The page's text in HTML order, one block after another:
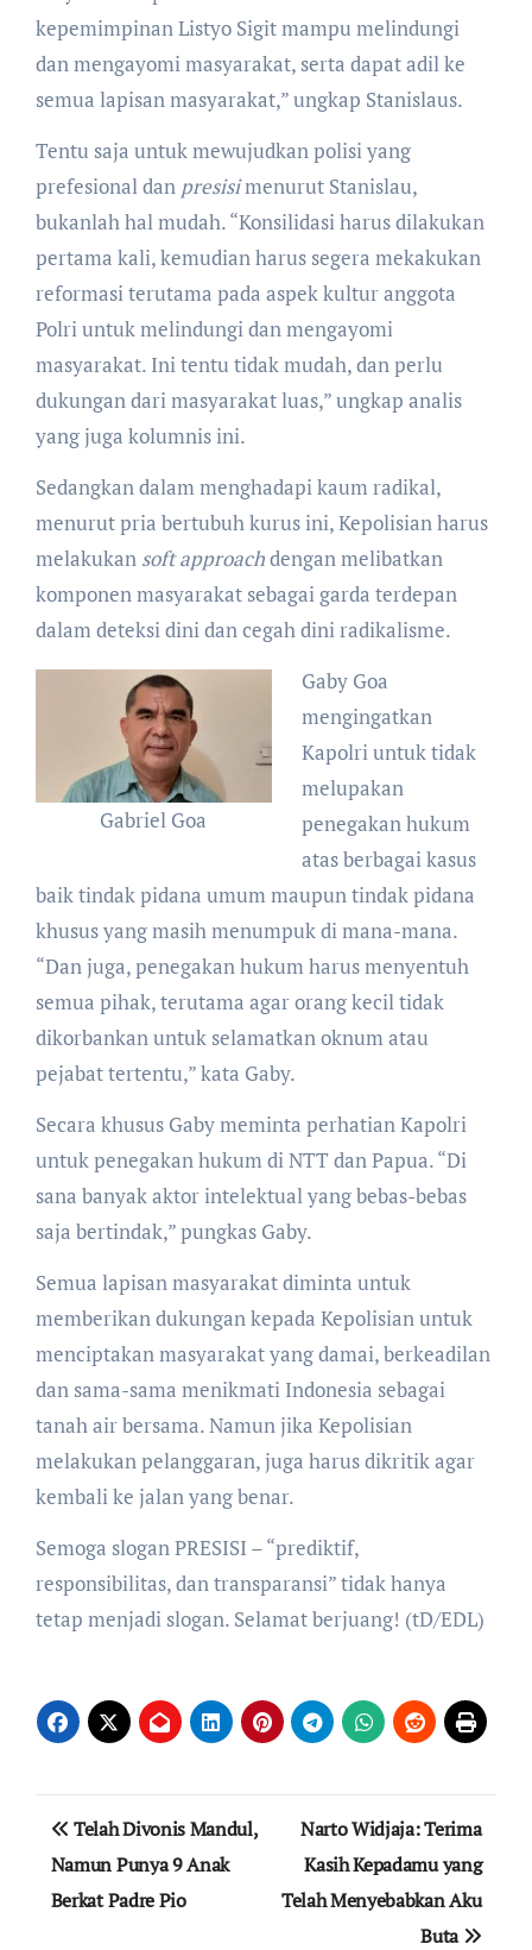
kepemimpinan Listyo Sigit mampu melindungi
dan mengayomi masyarakat, serta dapat adil ke
semua lapisan masyarakat,” ungkap Stanislaus.
Tentu saja untuk mewujudkan polisi yang
prefesional dan presisimenurut Stanislau,
bukanlah hal mudah. “Konsilidasi harus dilakukan
pertama kali, kemudian harus segera mekakukan
reformasi terutama pada aspek kultur anggota
Polri untuk melindungi dan mengayomi
masyarakat. Ini tentu tidak mudah, dan perlu
dukungan dari masyarakat luas,” ungkap analis
yang juga kolumnis ini.
Sedangkan dalam menghadapi kaum radikal,
menurut pria bertubuh kurus ini, Kepolisian harus
melakukan soft approachdengan melibatkan
komponen masyarakat sebagai garda terdepan
dalam deteksi dini dan cegah dini radikalisme.
Gabriel Goa
Gaby Goa
mengingatkan
Kapolri untuk tidak
melupakan
penegakan hukum
atas berbagai kasus
baik tindak pidana umum maupun tindak pidana
khusus yang masih menumpuk di mana-mana.
“Dan juga, penegakan hukum harus menyentuh
semua pihak, terutama agar orang kecil tidak
dikorbankan untuk selamatkan oknum atau
pejabat tertentu,” kata Gaby.
Secara khusus Gaby meminta perhatian Kapolri
untuk penegakan hukum di NTT dan Papua. “Di
sana banyak aktor intelektual yang bebas-bebas
saja bertindak,” pungkas Gaby.
Semua lapisan masyarakat diminta untuk
memberikan dukungan kepada Kepolisian untuk
menciptakan masyarakat yang damai, berkeadilan
dan sama-sama menikmati Indonesia sebagai
tanah air bersama. Namun jika Kepolisian
melakukan pelanggaran, juga harus dikritik agar
kembali ke jalan yang benar.
Semoga slogan PRESISI – “prediktif,
responsibilitas, dan transparansi” tidak hanya
tetap menjadi slogan. Selamat berjuang! (tD/EDL)
Post
navigation
Telah Divonis Mandul,
Namun Punya 9 Anak
Berkat Padre Pio
Narto Widjaja: Terima
Kasih Kepadamu yang
Telah Menyebabkan Aku
Buta